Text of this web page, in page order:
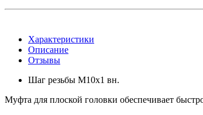
Характеристики
Описание
Отзывы
Шаг резьбы М10х1 вн.
Муфта для плоской головки обеспечивает